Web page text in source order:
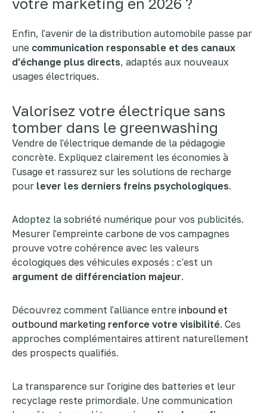
votre marketing en 2026 ?
Enfin, l'avenir de la distribution automobile passe par
une communication responsable et des canaux
d'échange plus directs, adaptés aux nouveaux
usages électriques.
Valorisez votre électrique sans
tomber dans le greenwashing
Vendre de l'électrique demande de la pédagogie
concrète. Expliquez clairement les économies à
l'usage et rassurez sur les solutions de recharge
pour lever les derniers freins psychologiques.
Adoptez la sobriété numérique pour vos publicités.
Mesurer l'empreinte carbone de vos campagnes
prouve votre cohérence avec les valeurs
écologiques des véhicules exposés : c'est un
argument de différenciation majeur.
Découvrez comment l'alliance entre inbound et
outbound marketing renforce votre visibilité. Ces
approches complémentaires attirent naturellement
des prospects qualifiés.
La transparence sur l'origine des batteries et leur
recyclage reste primordiale. Une communication